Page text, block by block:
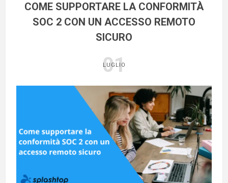
COME SUPPORTARE LA CONFORMITÀ
SOC 2 CON UN ACCESSO REMOTO
SICURO
01
LUGLIO